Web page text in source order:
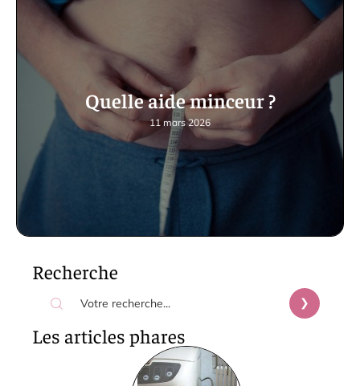
Quelle aide minceur ?
11 mars 2026
Recherche
Les articles phares